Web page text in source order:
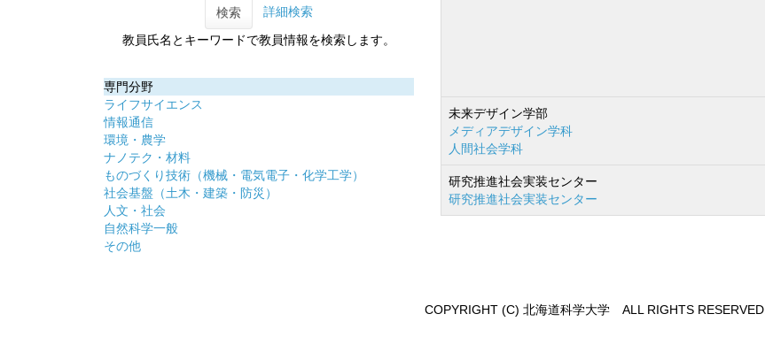
検索 詳細検索
教員氏名とキーワードで教員情報を検索します。
専門分野
ライフサイエンス
情報通信
環境・農学
ナノテク・材料
ものづくり技術（機械・電気電子・化学工学）
社会基盤（土木・建築・防災）
人文・社会
自然科学一般
その他
未来デザイン学部
メディアデザイン学科
人間社会学科
研究推進社会実装センター
研究推進社会実装センター
COPYRIGHT (C) 北海道科学大学 ALL RIGHTS RESERVED.